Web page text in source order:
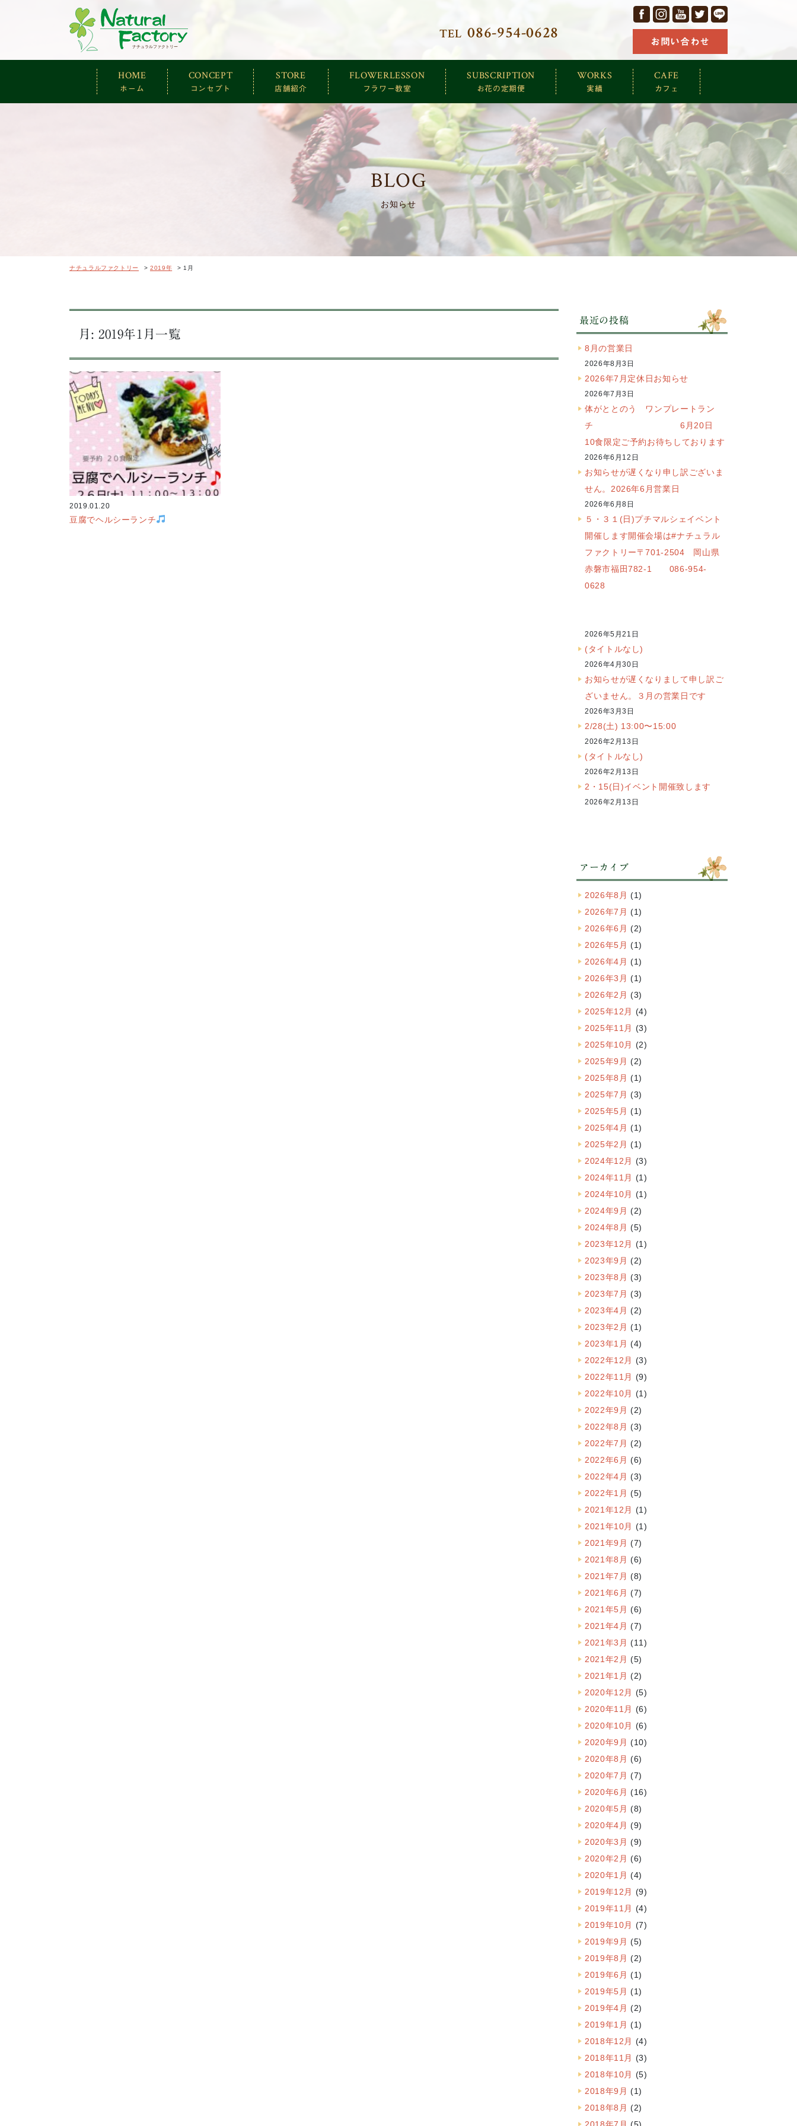
ナチュラルファクトリー
TEL 086-954-0628
facebookInstagram
YouTube
Twitter
お問い合わせ
HOME
ホーム
CONCEPT
コンセプト
STORE
店舗紹介
FLOWERLESSON
フラワー教室
SUBSCRIPTION
お花の定期便
WORKS
実績
CAFE
カフェ
BLOG
お知らせ
ナチュラルファクトリー > 2019年 > 1月
月: 2019年1月 一覧
2019.01.20
豆腐でヘルシーランチ
最近の投稿
8月の営業日
2026年8月3日
2026年7月定休日お知らせ
2026年7月3日
体がととのう ワンプレートラン
チ 6月20日
10食限定ご予約お待ちしております
2026年6月12日
お知らせが遅くなり申し訳ございま
せん。2026年6月営業日
2026年6月8日
５・３１(日)プチマルシェイベント
開催します開催会場は#ナチュラル
ファクトリー〒701-2504 岡山県
赤磐市福田782-1 086-954-
0628
2026年5月21日
(タイトルなし)
2026年4月30日
お知らせが遅くなりまして申し訳ご
ざいません。３月の営業日です
2026年3月3日
2/28(土) 13:00〜15:00
2026年2月13日
(タイトルなし)
2026年2月13日
2・15(日)イベント開催致します
2026年2月13日
アーカイブ
2026年8月 (1)
2026年7月 (1)
2026年6月 (2)
2026年5月 (1)
2026年4月 (1)
2026年3月 (1)
2026年2月 (3)
2025年12月 (4)
2025年11月 (3)
2025年10月 (2)
2025年9月 (2)
2025年8月 (1)
2025年7月 (3)
2025年5月 (1)
2025年4月 (1)
2025年2月 (1)
2024年12月 (3)
2024年11月 (1)
2024年10月 (1)
2024年9月 (2)
2024年8月 (5)
2023年12月 (1)
2023年9月 (2)
2023年8月 (3)
2023年7月 (3)
2023年4月 (2)
2023年2月 (1)
2023年1月 (4)
2022年12月 (3)
2022年11月 (9)
2022年10月 (1)
2022年9月 (2)
2022年8月 (3)
2022年7月 (2)
2022年6月 (6)
2022年4月 (3)
2022年1月 (5)
2021年12月 (1)
2021年10月 (1)
2021年9月 (7)
2021年8月 (6)
2021年7月 (8)
2021年6月 (7)
2021年5月 (6)
2021年4月 (7)
2021年3月 (11)
2021年2月 (5)
2021年1月 (2)
2020年12月 (5)
2020年11月 (6)
2020年10月 (6)
2020年9月 (10)
2020年8月 (6)
2020年7月 (7)
2020年6月 (16)
2020年5月 (8)
2020年4月 (9)
2020年3月 (9)
2020年2月 (6)
2020年1月 (4)
2019年12月 (9)
2019年11月 (4)
2019年10月 (7)
2019年9月 (5)
2019年8月 (2)
2019年6月 (1)
2019年5月 (1)
2019年4月 (2)
2019年1月 (1)
2018年12月 (4)
2018年11月 (3)
2018年10月 (5)
2018年9月 (1)
2018年8月 (2)